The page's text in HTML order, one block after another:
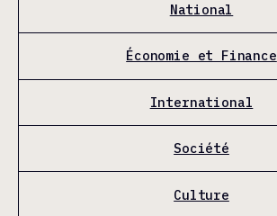
National
Économie et Finance
International
Société
Culture